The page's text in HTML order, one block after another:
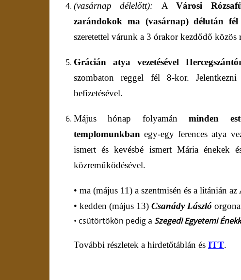
(vasárnap délelőtt): AVárosi
zarándokok ma (vasárnap)délután fél
szeretettel várunk a 3 órakor kezdődő közös
Grácián atya vezetésével Hercegszántó
szombaton reggel fél 8-kor.
befizetésével.
Május hónap folyamánminden
templomunkban egy-egy ferences atya
ismert és kevésbé ismert Mária énekek
közreműködésével.
• ma (május 11) a szentmisén és a litánián az
• kedden (május 13) Csanády László
• csütörtökön pedig a Szegedi Egyetemi
További részletek a hirdetőtáblán és ITT.